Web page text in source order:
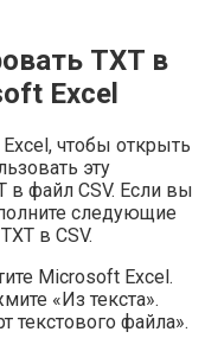
TXT в
Excel
чтобы открыть
эту
в файл CSV. Если вы
следующие
в CSV.
Microsoft Excel.
«Из текста».
текстового файла».